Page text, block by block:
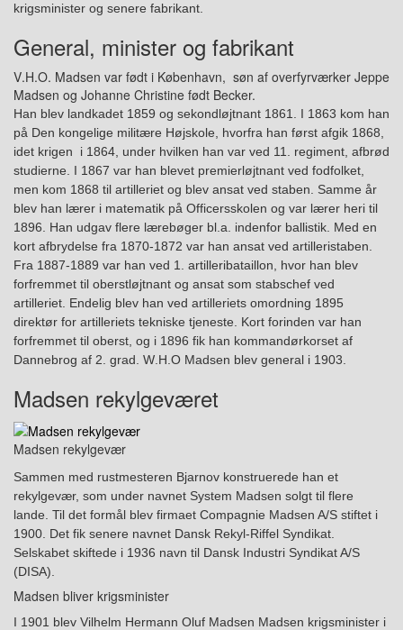
krigsminister og senere fabrikant.
General, minister og fabrikant
V.H.O. Madsen var født i København, søn af overfyrværker Jeppe
Madsen og Johanne Christine født Becker.
Han blev landkadet 1859 og sekondløjtnant 1861. I 1863 kom han
på Den kongelige militære Højskole, hvorfra han først afgik 1868,
idet krigen i 1864, under hvilken han var ved 11. regiment, afbrød
studierne. I 1867 var han blevet premierløjtnant ved fodfolket,
men kom 1868 til artilleriet og blev ansat ved staben. Samme år
blev han lærer i matematik på Officersskolen og var lærer heri til
1896. Han udgav flere lærebøger bl.a. indenfor ballistik. Med en
kort afbrydelse fra 1870-1872 var han ansat ved artilleristaben.
Fra 1887-1889 var han ved 1. artilleribataillon, hvor han blev
forfremmet til oberstløjtnant og ansat som stabschef ved
artilleriet. Endelig blev han ved artilleriets omordning 1895
direktør for artilleriets tekniske tjeneste. Kort forinden var han
forfremmet til oberst, og i 1896 fik han kommandørkorset af
Dannebrog af 2. grad. W.H.O Madsen blev general i 1903.
Madsen rekylgeværet
Madsen rekylgevær
Sammen med rustmesteren Bjarnov konstruerede han et
rekylgevær, som under navnet System Madsen solgt til flere
lande. Til det formål blev firmaet Compagnie Madsen A/S stiftet i
1900. Det fik senere navnet Dansk Rekyl-Riffel Syndikat.
Selskabet skiftede i 1936 navn til Dansk Industri Syndikat A/S
(DISA).
Madsen bliver krigsminister
I 1901 blev Vilhelm Hermann Oluf Madsen Madsen krigsminister i